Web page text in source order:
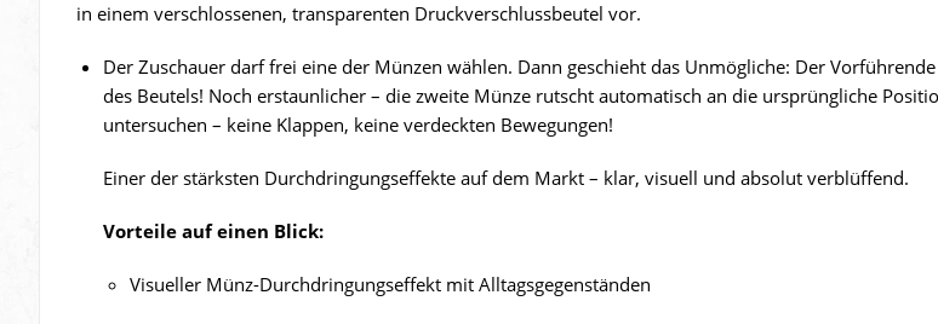
in einem verschlossenen, transparenten Druckverschlussbeutel vor.
Der Zuschauer darf frei eine der Münzen wählen. Dann geschieht das Unmögliche: Der
des Beutels! Noch erstaunlicher – die zweite Münze rutscht automatisch an die ursprüngliche
untersuchen – keine Klappen, keine verdeckten Bewegungen!
Einer der stärksten Durchdringungseffekte auf dem Markt – klar, visuell und absolut verblüffend.
Vorteile auf einen Blick:
Visueller Münz-Durchdringungseffekt mit Alltagsgegenständen